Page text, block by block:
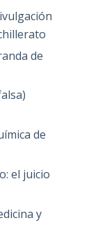
de
de
el juicio
y